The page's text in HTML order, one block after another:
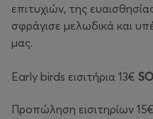
επιτυχιών, της
σφράγισε μελωδικά και
μας.
Early birds εισιτήρια 13€
Προπώληση εισιτηρίων 15€